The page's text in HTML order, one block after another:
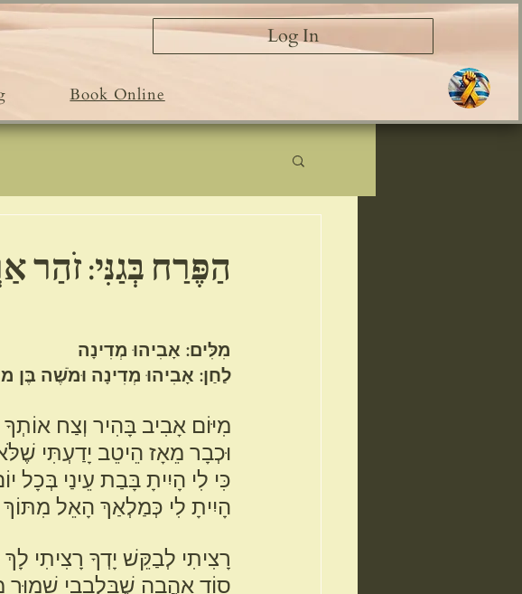
Log In
Book Online
הַפֶּרַח בְּגַנִּי: זֹהַר
מִלִּים: אָבִיהוּ מְדִינָה
לַחַן: אָבִיהוּ מְדִינָה וּמֹשֶׁה בֶּן
מִיּוֹם אָבִיב בָּהִיר וְצַח אוֹתְךָ
וּכְבָר מֵאָז הֵיטֵב יָדַעְתִּי
כִּי לִי הָיִיתָ בָּבַת עֵינַי בְּכָל
הָיִיתָ לִי כְּמַלְאַךְ הָאֵל
רָצִיתִי לְבַקֵּשׁ יָדְךָ רָצִיתִי
סוֹד אַהֲבָה שֶׁבִּלְבָבִי